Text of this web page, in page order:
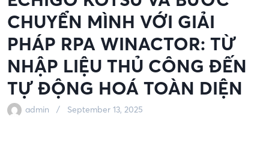
CHUYỂN MÌNH VỚI GIẢI
PHÁP RPA WINACTOR: TỪ
NHẬP LIỆU THỦ CÔNG ĐẾN
TỰ ĐỘNG HOÁ TOÀN DIỆN
admin September 13, 2025